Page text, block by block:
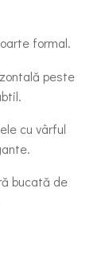
formal.
peste
cu vârful
bucată de